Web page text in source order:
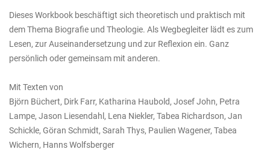
Dieses Workbook beschäftigt sich theoretisch und praktisch mit
dem Thema Biografie und Theologie. Als Wegbegleiter lädt es zum
Lesen, zur Auseinandersetzung und zur Reflexion ein. Ganz
persönlich oder gemeinsam mit anderen.
Mit Texten von
Björn Büchert, Dirk Farr, Katharina Haubold, Josef John, Petra
Lampe, Jason Liesendahl, Lena Niekler, Tabea Richardson, Jan
Schickle, Göran Schmidt, Sarah Thys, Paulien Wagener, Tabea
Wichern, Hanns Wolfsberger